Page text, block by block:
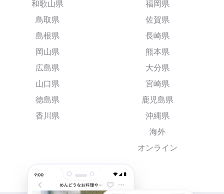
和歌山県
鳥取県
島根県
岡山県
広島県
山口県
徳島県
香川県
福岡県
佐賀県
長崎県
熊本県
大分県
宮崎県
鹿児島県
沖縄県
海外
オンライン